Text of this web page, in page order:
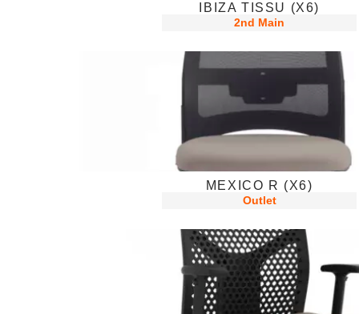
IBIZA TISSU (X6)
2nd Main
MEXICO R (X6)
Outlet